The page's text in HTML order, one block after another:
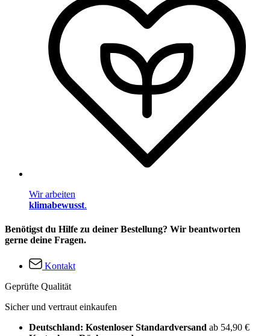
Wir arbeiten
klimabewusst.
Benötigst du Hilfe zu deiner Bestellung? Wir beantworten
gerne deine Fragen.
Kontakt
Geprüfte Qualität
Sicher und vertraut einkaufen
Deutschland: Kostenloser Standardversand ab 54,90 €